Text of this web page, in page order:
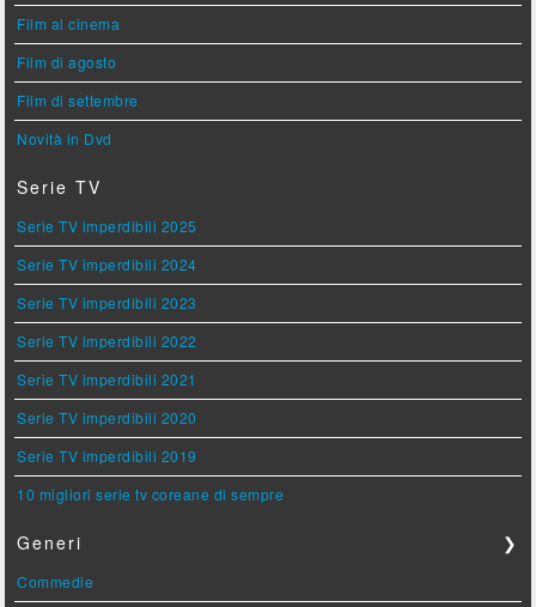
Film al cinema
Film di agosto
Film di settembre
Novità in Dvd
Serie TV
Serie TV imperdibili 2025
Serie TV imperdibili 2024
Serie TV imperdibili 2023
Serie TV imperdibili 2022
Serie TV imperdibili 2021
Serie TV imperdibili 2020
Serie TV imperdibili 2019
10 migliori serie tv coreane di sempre
Generi ❯
Commedie